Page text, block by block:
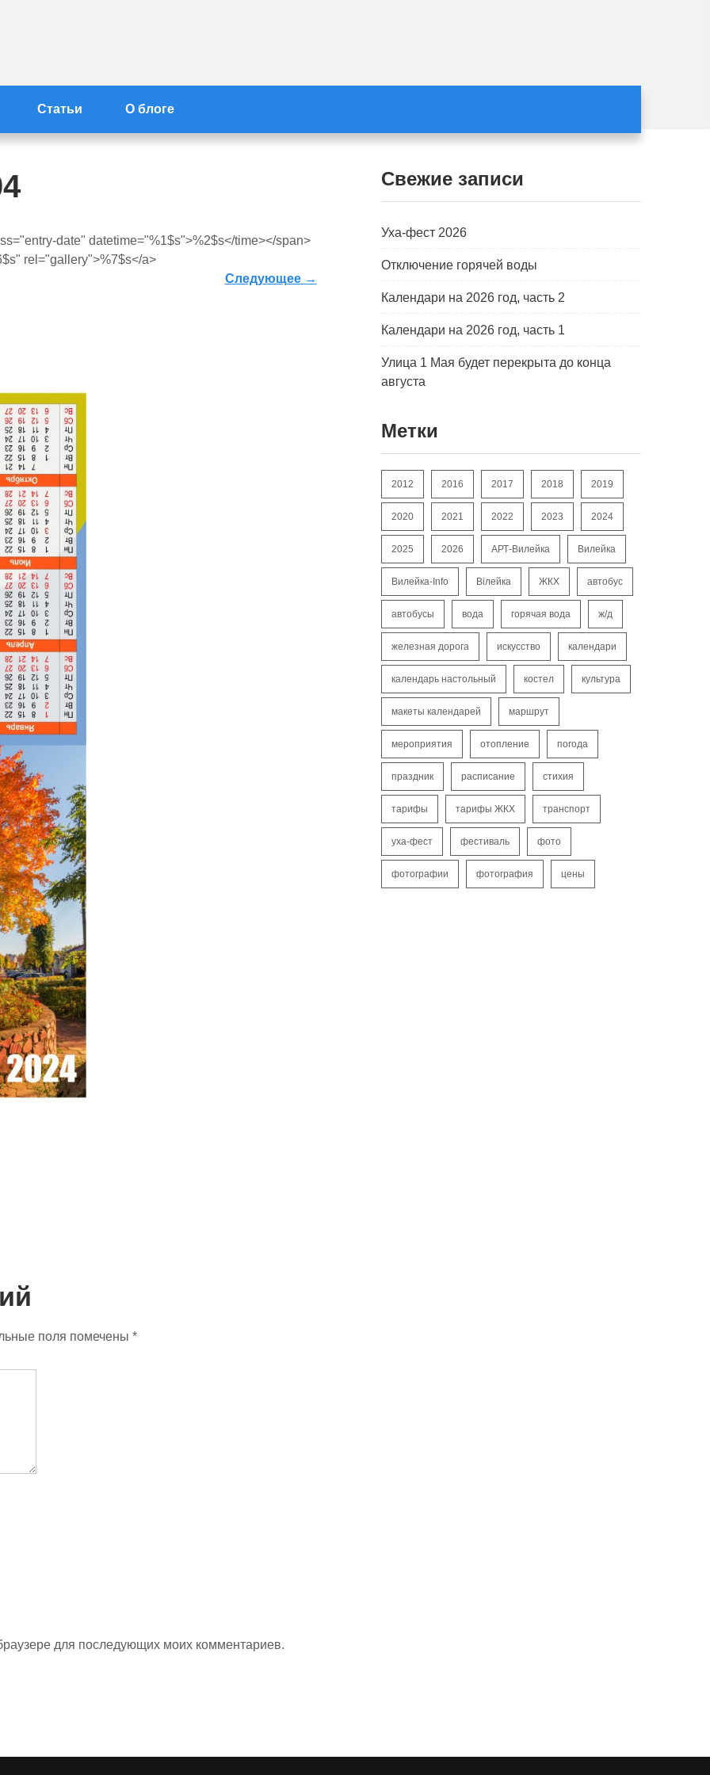
Вилейка-Info
Статьи О блоге
date" datetime="%1$s">%2$s</time></span>
rel="gallery">%7$s</a>
Следующее →
поля помечены *
для последующих моих комментариев.
Свежие записи
Уха-фест 2026
Отключение горячей воды
Календари на 2026 год, часть 2
Календари на 2026 год, часть 1
Улица 1 Мая будет перекрыта до конца
августа
Метки
2012 2016 2017 2018 2019
2020 2021 2022 2023 2024
2025 2026 АРТ-Вилейка Вилейка
Вилейка-Info Вілейка ЖКХ автобус
автобусы вода горячая вода ж/д
железная дорога искусство календари
календарь настольный костел культура
макеты календарей маршрут
мероприятия отопление погода
праздник расписание стихия
тарифы тарифы ЖКХ транспорт
уха-фест фестиваль фото
фотографии фотография цены